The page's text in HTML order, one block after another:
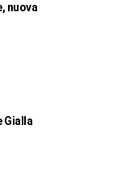
nuova
Gialla